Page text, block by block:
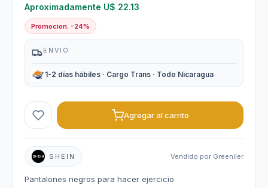
SHEIN Vendido por Greenller
Pantalones negros para hacer ejercicio
Aproximadamente U$ 22.13
Promocion: -24%
ENVIO
1-2 días hábiles · Cargo Trans · Todo Nicaragua
Agregar al carrito